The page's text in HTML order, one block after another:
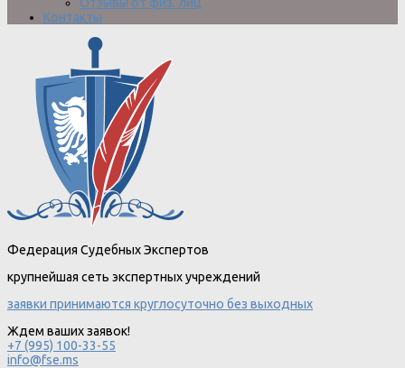
Отзывы от физ. лиц
Контакты
Федерация Судебных Экспертов
крупнейшая сеть экспертных учреждений
заявки принимаются круглосуточно без выходных
Ждем ваших заявок!
+7 (995) 100-33-55
info@fse.ms